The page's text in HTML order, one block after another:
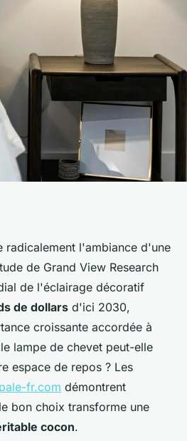
lampe de chevet
décoration
de lecture
radicalement l'ambiance d'une
de Grand View Research
de l'éclairage décoratif
de dollars d'ici 2030,
croissante accordée à
lampe de chevet peut-elle
espace de repos ? Les
fr.com démontrent
bon choix transforme une
cocon.